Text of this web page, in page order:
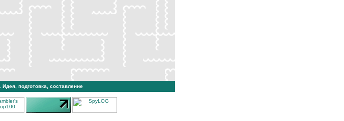
. Идея, подготовка, составление